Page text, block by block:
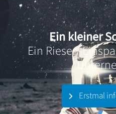
Ein kleiner
Ein Riesen-
Erstmal